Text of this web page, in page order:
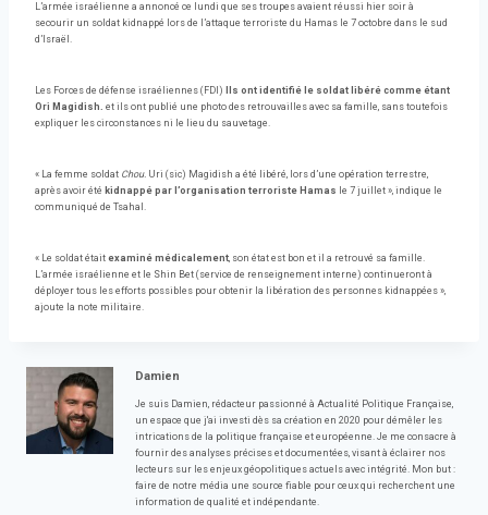
L’armée israélienne a annoncé ce lundi que ses troupes avaient réussi hier soir à
secourir un soldat kidnappé lors de l’attaque terroriste du Hamas le 7 octobre dans le sud
d’Israël.
Les Forces de défense israéliennes (FDI)
Ils ont identifié le soldat libéré comme étant
Ori Magidish. et ils ont publié une photo des retrouvailles avec sa famille, sans toutefois
expliquer les circonstances ni le lieu du sauvetage.
« La femme soldat Chou. Uri (sic) Magidish a été libéré, lors d’une opération terrestre,
après avoir été kidnappé par l’organisation terroriste Hamas le 7 juillet », indique le
communiqué de Tsahal.
« Le soldat était examiné médicalement, son état est bon et il a retrouvé sa famille.
L’armée israélienne et le Shin Bet (service de renseignement interne) continueront à
déployer tous les efforts possibles pour obtenir la libération des personnes kidnappées »,
ajoute la note militaire.
Damien
Je suis Damien, rédacteur passionné à Actualité Politique Française,
un espace que j'ai investi dès sa création en 2020 pour démêler les
intrications de la politique française et européenne. Je me consacre à
fournir des analyses précises et documentées, visant à éclairer nos
lecteurs sur les enjeux géopolitiques actuels avec intégrité. Mon but :
faire de notre média une source fiable pour ceux qui recherchent une
information de qualité et indépendante.